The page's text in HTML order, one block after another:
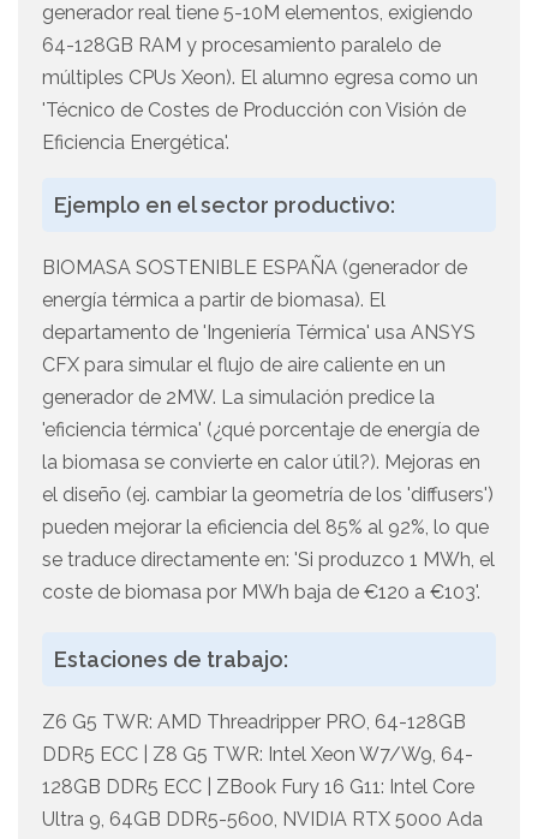
generador real tiene 5-10M elementos, exigiendo
64-128GB RAM y procesamiento paralelo de
múltiples CPUs Xeon). El alumno egresa como un
'Técnico de Costes de Producción con Visión de
Eficiencia Energética'.
Ejemplo en el sector productivo:
BIOMASA SOSTENIBLE ESPAÑA (generador de
energía térmica a partir de biomasa). El
departamento de 'Ingeniería Térmica' usa ANSYS
CFX para simular el flujo de aire caliente en un
generador de 2MW. La simulación predice la
'eficiencia térmica' (¿qué porcentaje de energía de
la biomasa se convierte en calor útil?). Mejoras en
el diseño (ej. cambiar la geometría de los 'diffusers')
pueden mejorar la eficiencia del 85% al 92%, lo que
se traduce directamente en: 'Si produzco 1 MWh, el
coste de biomasa por MWh baja de €120 a €103'.
Estaciones de trabajo:
Z6 G5 TWR: AMD Threadripper PRO, 64-128GB
DDR5 ECC | Z8 G5 TWR: Intel Xeon W7/W9, 64-
128GB DDR5 ECC | ZBook Fury 16 G11: Intel Core
Ultra 9, 64GB DDR5-5600, NVIDIA RTX 5000 Ada